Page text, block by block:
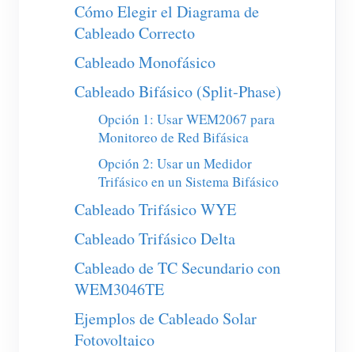
Simulador IAMMETER
Medidor virtual
Sistema de previsión y simulación energética
Aplicaciones
Monitor de energía para sistemas FV
Monitor de consumo eléctrico
Tienda
Recursos
Inicio rápido
Documentación
Videos tutoriales
FAQ
Noticias
Comunidad
Programa de contribuidores
Centro de contribuidores
Actividades IAMMETER
Foro
Soluciones
Contacto
Cómo Elegir el Diagrama de
Cableado Correcto
Cableado Monofásico
Cableado Bifásico (Split-Phase)
Opción 1: Usar WEM2067 para
Monitoreo de Red Bifásica
Opción 2: Usar un Medidor
Trifásico en un Sistema Bifásico
Cableado Trifásico WYE
Cableado Trifásico Delta
Cableado de TC Secundario con
WEM3046TE
Ejemplos de Cableado Solar
Fotovoltaico